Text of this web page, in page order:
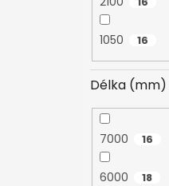
1050 16
Délka (mm)
7000 16
6000 18